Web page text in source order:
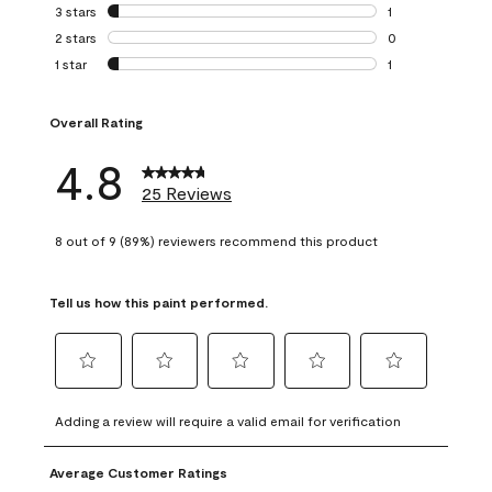
0 reviews with 4
3 stars stars
1
1 review with 3
2 stars stars
0
0 reviews with 2
1 star stars
1
Overall Rating
4.8 25 Reviews
8 out of 9 (89%) reviewers recommend this product
Tell us how this paint performed.
to
rate
the
item
to
rate
the
to
rate
the
item
to
rate
to
rate
Adding a review will require a valid email for verification
Average Customer Ratings